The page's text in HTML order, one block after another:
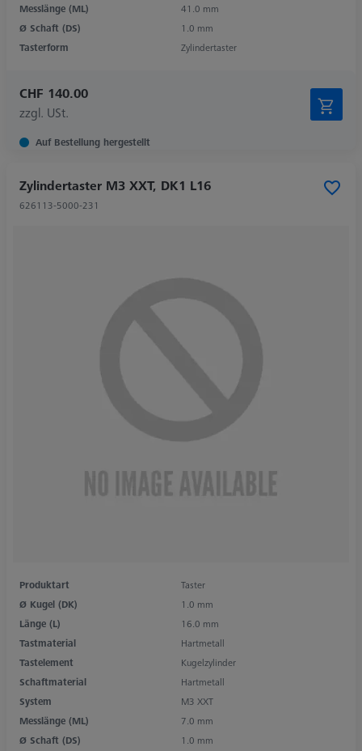
Messlänge (ML)
41.0 mm
Ø Schaft (DS)
1.0 mm
Tasterform
Zylindertaster
CHF 140.00
zzgl. USt.
Auf Bestellung hergestellt
Zylindertaster M3 XXT, DK1 L16
626113-5000-231
Produktart
Taster
Ø Kugel (DK)
1.0 mm
Länge (L)
16.0 mm
Tastmaterial
Hartmetall
Tastelement
Kugelzylinder
Schaftmaterial
Hartmetall
System
M3 XXT
Messlänge (ML)
7.0 mm
Ø Schaft (DS)
1.0 mm